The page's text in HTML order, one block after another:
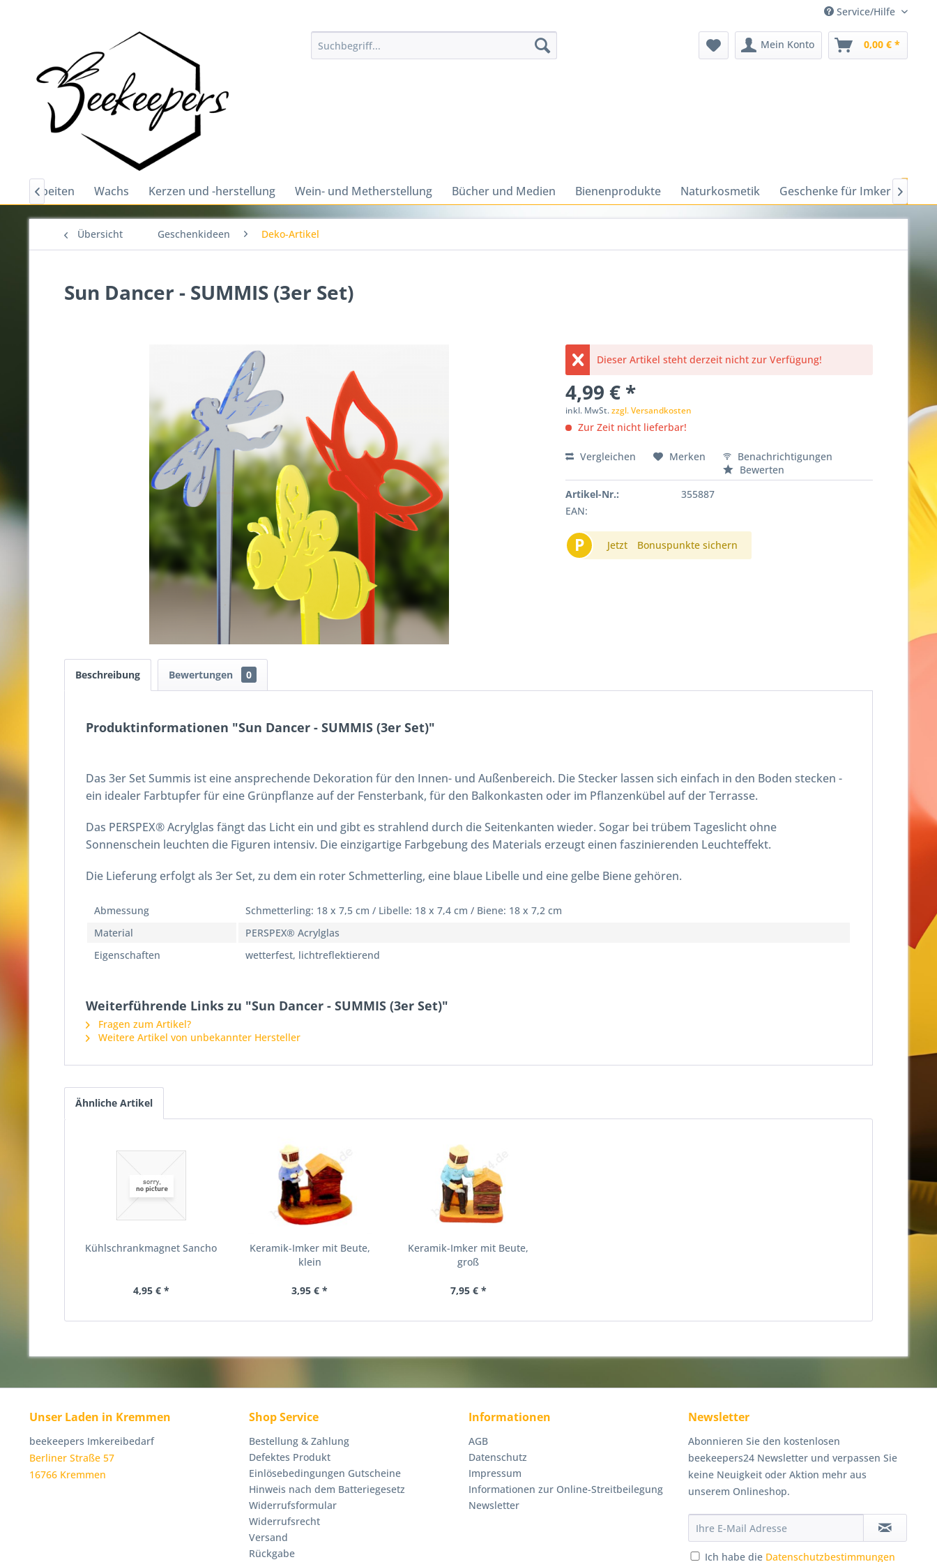
Service/Hilfe
Mein Konto 0,00 € *
bearbeiten Wachs Kerzen und -herstellung Wein- und Metherstellung Bücher und Medien Bienenprodukte Naturkosmetik Geschenke für Imker
 
Übersicht Geschenkideen Deko-Artikel
Sun Dancer - SUMMIS (3er Set)
Dieser Artikel steht derzeit nicht zur Verfügung!
4,99 € *
inkl. MwSt.zzgl. Versandkosten
Zur Zeit nicht lieferbar!
Vergleichen Merken
Benachrichtigungen
Bewerten
Artikel-Nr.:
355887
EAN:
P Jetzt Bonuspunkte sichern
Beschreibung Bewertungen 0
Produktinformationen "Sun Dancer - SUMMIS (3er Set)"
Das 3er Set Summis ist eine ansprechende Dekoration für den Innen- und Außenbereich. Die Stecker lassen sich einfach in den Boden stecken -
ein idealer Farbtupfer für eine Grünpflanze auf der Fensterbank, für den Balkonkasten oder im Pflanzenkübel auf der Terrasse.
Das PERSPEX® Acrylglas fängt das Licht ein und gibt es strahlend durch die Seitenkanten wieder. Sogar bei trübem Tageslicht ohne
Sonnenschein leuchten die Figuren intensiv. Die einzigartige Farbgebung des Materials erzeugt einen faszinierenden Leuchteffekt.
Die Lieferung erfolgt als 3er Set, zu dem ein roter Schmetterling, eine blaue Libelle und eine gelbe Biene gehören.
Abmessung
Schmetterling: 18 x 7,5 cm / Libelle: 18 x 7,4 cm / Biene: 18 x 7,2 cm
Material
PERSPEX® Acrylglas
Eigenschaften
wetterfest, lichtreflektierend
Weiterführende Links zu "Sun Dancer - SUMMIS (3er Set)"
Fragen zum Artikel?
Weitere Artikel von unbekannter Hersteller
Ähnliche Artikel
Kühlschrankmagnet Sancho
4,95 € *
Keramik-Imker mit Beute,
klein
3,95 € *
Keramik-Imker mit Beute,
groß
7,95 € *
Unser Laden in Kremmen
beekeepers Imkereibedarf
Berliner Straße 57
16766 Kremmen
Shop Service
Bestellung & Zahlung
Defektes Produkt
Einlösebedingungen Gutscheine
Hinweis nach dem Batteriegesetz
Widerrufsformular
Widerrufsrecht
Versand
Rückgabe
Informationen
AGB
Datenschutz
Impressum
Informationen zur Online-Streitbeilegung
Newsletter
Newsletter
Abonnieren Sie den kostenlosen
beekeepers24 Newsletter und verpassen Sie
keine Neuigkeit oder Aktion mehr aus
unserem Onlineshop.
Ich habe die Datenschutzbestimmungen